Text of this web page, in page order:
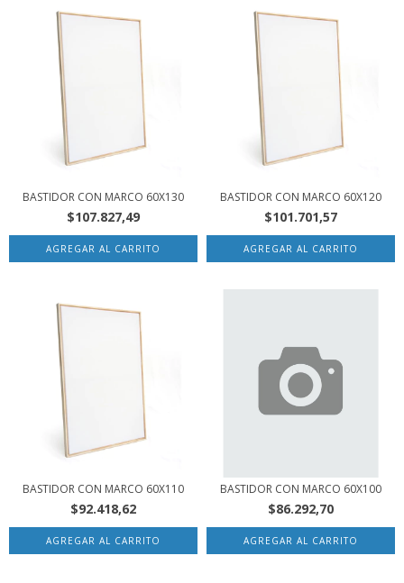
BASTIDOR CON MARCO 60X130
$107.827,49
BASTIDOR CON MARCO 60X120
$101.701,57
BASTIDOR CON MARCO 60X110
$92.418,62
BASTIDOR CON MARCO 60X100
$86.292,70